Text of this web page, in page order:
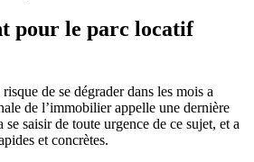
pour le parc locatif
de se dégrader dans les mois а
de l’immobilier appelle une dernière
saisir de toute urgence de ce sujet, et а
et concrètes.